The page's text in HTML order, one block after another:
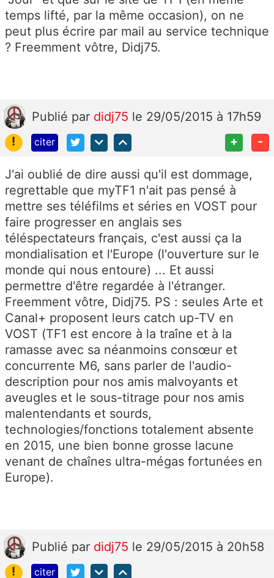
temps lifté, par la même occasion), on ne
peut plus écrire par mail au service technique
? Freemment vôtre, Didj75.
Publié par didj75 le 29/05/2015 à 17h59
!
citer + -
J'ai oublié de dire aussi qu'il est dommage,
regrettable que myTF1 n'ait pas pensé à
mettre ses téléfilms et séries en VOST pour
faire progresser en anglais ses
téléspectateurs français, c'est aussi ça la
mondialisation et l'Europe (l'ouverture sur le
monde qui nous entoure) ... Et aussi
permettre d'être regardée à l'étranger.
Freemment vôtre, Didj75. PS : seules Arte et
Canal+ proposent leurs catch up-TV en
VOST (TF1 est encore à la traîne et à la
ramasse avec sa néanmoins consœur et
concurrente M6, sans parler de l'audio-
description pour nos amis malvoyants et
aveugles et le sous-titrage pour nos amis
malentendants et sourds,
technologies/fonctions totalement absente
en 2015, une bien bonne grosse lacune
venant de chaînes ultra-mégas fortunées en
Europe).
Publié par didj75 le 29/05/2015 à 20h58
!
citer